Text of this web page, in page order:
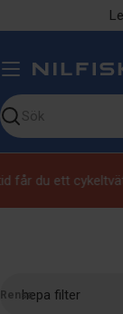
till
Sök
får du ett
Sök
Rensa